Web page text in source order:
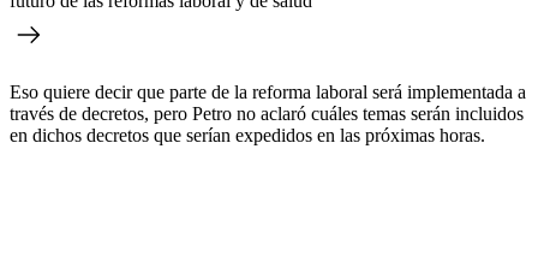
Eso quiere decir que parte de la reforma laboral será implementada a
través de decretos, pero Petro no aclaró cuáles temas serán incluidos
en dichos decretos que serían expedidos en las próximas horas.